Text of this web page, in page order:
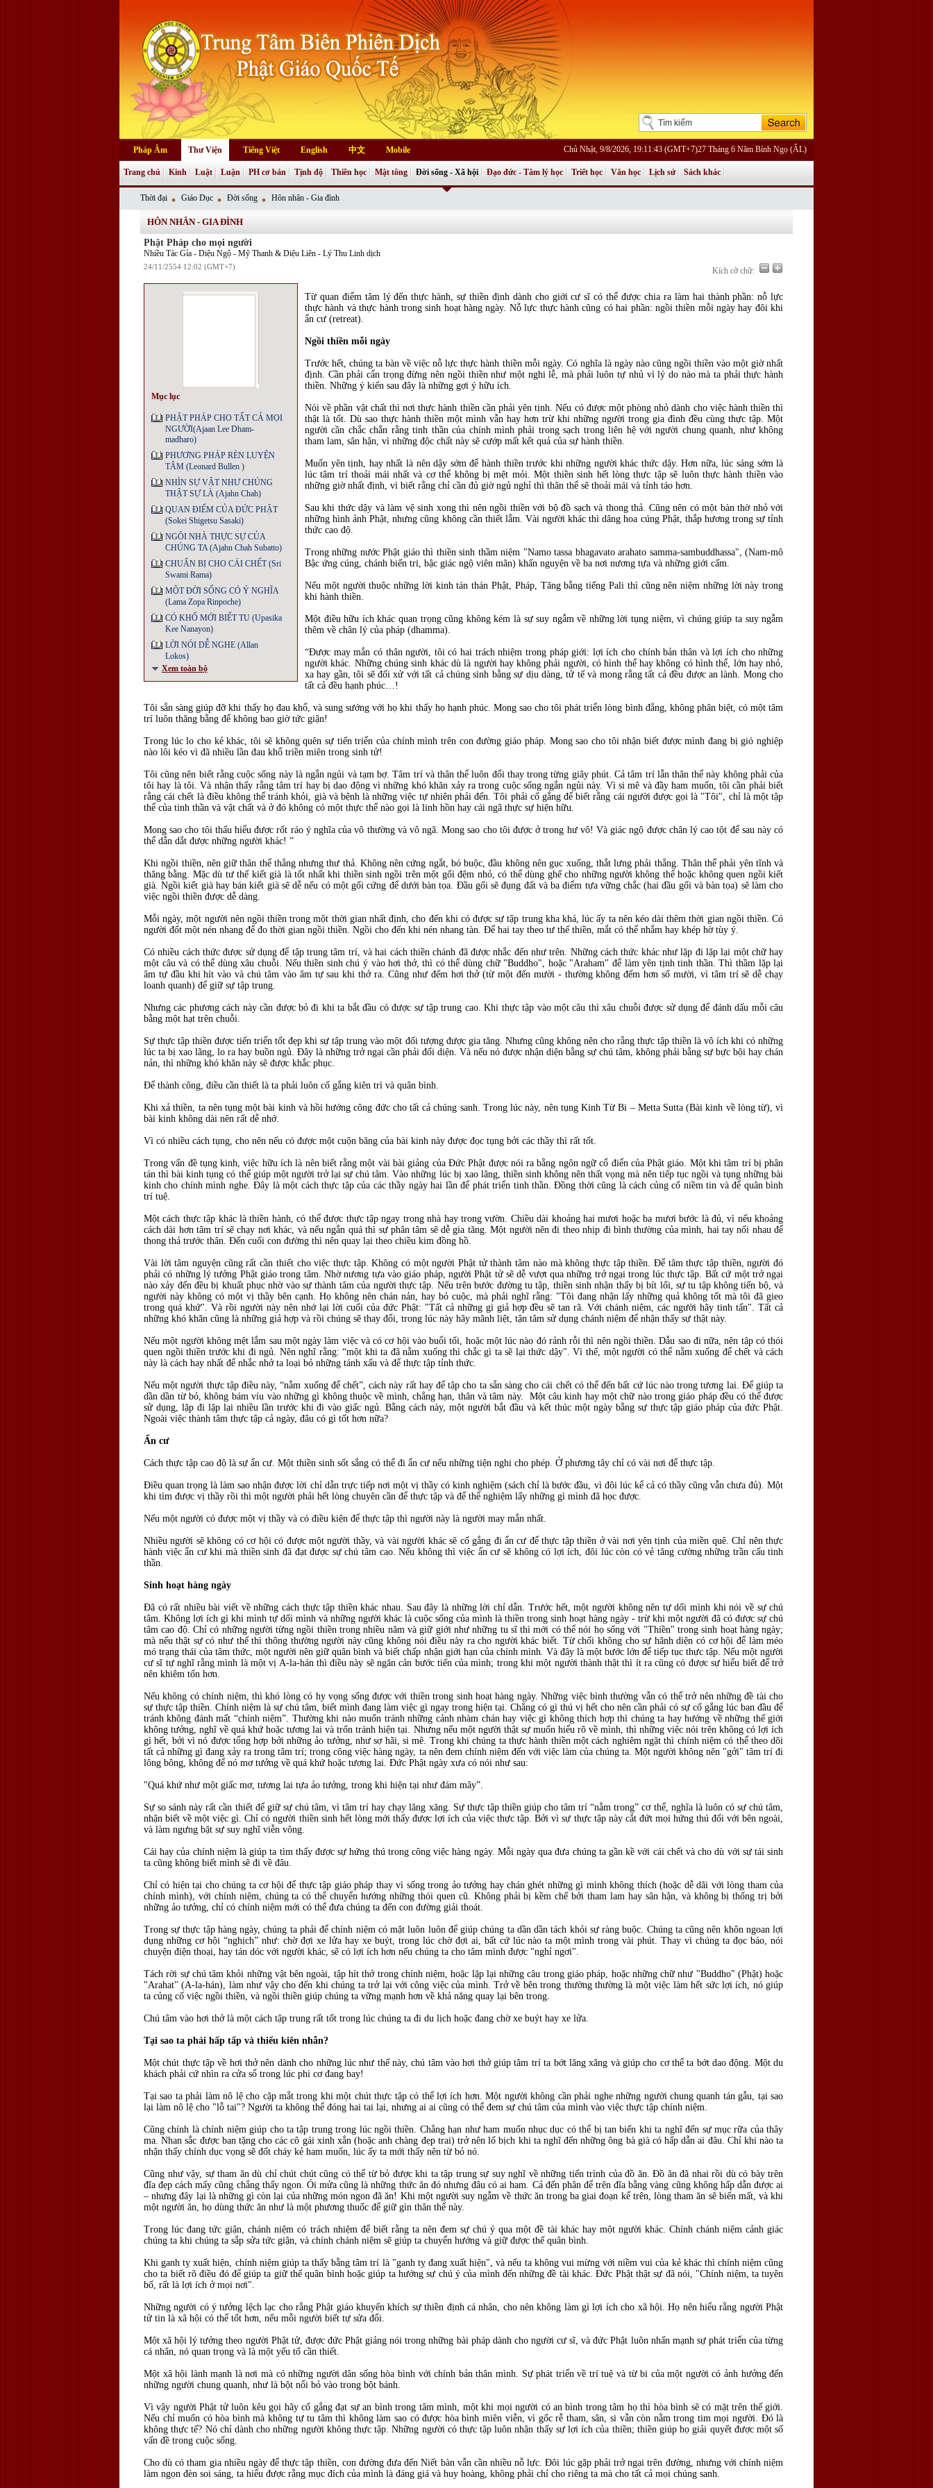
Pháp Âm Thư Viện Tiếng Việt English 中文 Mobile Chủ Nhật, 9/8/2026, 19:11:43 (GMT+7)27 Tháng 6 Năm Bính Ngọ (ÂL)
Trang chủ Kinh Luật Luận PH cơ bản Tịnh độ Thiền học Mật tông Đời sống - Xã hội
Thời đại Giáo Dục Đời sống Hôn nhân - Gia đình
Đạo đức - Tâm lý học Triết học Văn học Lịch sử Sách khác
HÔN NHÂN - GIA ĐÌNH
Phật Pháp cho mọi người
Nhiều Tác Gỉa - Diệu Ngộ - Mỹ Thanh & Diệu Liên - Lý Thu Linh dịch
24/11/2554 12:02 (GMT+7) Kích cỡ chữ:
Mục lục
PHẬT PHÁP CHO TẤT CẢ MỌI
NGƯỜI(Ajaan Lee Dham-
madharo)
PHƯƠNG PHÁP RÈN LUYỆN
TÂM (Leonard Bullen )
NHÌN SỰ VẬT NHƯ CHÚNG
THẬT SỰ LÀ (Ajahn Chah)
QUAN ĐIỂM CỦA ĐỨC PHẬT
(Sokei Shigetsu Sasaki)
NGÔI NHÀ THỰC SỰ CỦA
CHÚNG TA (Ajahn Chah Subatto)
CHUẨN BỊ CHO CÁI CHẾT (Sri
Swami Rama)
MỘT ĐỜI SỐNG CÓ Ý NGHĨA
(Lama Zopa Rinpoche)
CÓ KHỔ MỚI BIẾT TU (Upasika
Kee Nanayon)
LỜI NÓI DỄ NGHE (Allan
Lokos)
Xem toàn bộ
Từ quan điểm tâm lý đến thực hành, sự thiền định dành cho giới cư sĩ có thể được chia ra làm hai thành phần: nỗ lực
thực hành và thực hành trong sinh hoạt hàng ngày. Nỗ lực thực hành cũng có hai phần: ngồi thiền mỗi ngày hay đôi khi
ẩn cư (retreat).
Ngồi thiền mỗi ngày
Trước hết, chúng ta bàn về việc nỗ lực thực hành thiền mỗi ngày. Có nghĩa là ngày nào cũng ngồi thiền vào một giờ nhất
định. Cần phải cẩn trọng đừng nên ngồi thiền như một nghi lễ, mà phải luôn tự nhủ vì lý do nào mà ta phải thực hành
thiền. Những ý kiến sau đây là những gợi ý hữu ích.
Nói về phần vật chất thì nơi thực hành thiền cần phải yên tịnh. Nếu có được một phòng nhỏ dành cho việc hành thiền thì
thật là tốt. Dù sao thực hành thiền một mình vẫn hay hơn trừ khi những người trong gia đình đều cùng thực tập. Một
người cần chắc chắn rằng tinh thần của chính mình phải trong sạch trong liên hệ với người chung quanh, như không
tham lam, sân hận, vì những độc chất này sẽ cướp mất kết quả của sự hành thiền.
Muốn yên tịnh, hay nhất là nên dậy sớm để hành thiền trước khi những người khác thức dậy. Hơn nữa, lúc sáng sớm là
lúc tâm trí thoải mái nhất và cơ thể không bị mệt mỏi. Một thiền sinh hết lòng thực tập sẽ luôn thực hành thiền vào
những giờ nhất định, vì biết rằng chỉ cần đủ giờ ngủ nghỉ thì thân thể sẽ thoải mái và tỉnh táo hơn.
Sau khi thức dậy và làm vệ sinh xong thì nên ngồi thiền với bộ đồ sạch và thong thả. Cũng nên có một bàn thờ nhỏ với
những hình ảnh Phật, nhưng cũng không cần thiết lắm. Vài người khác thì dâng hoa cúng Phật, thắp hương trong sự tỉnh
thức cao độ.
Trong những nước Phật giáo thì thiền sinh thầm niệm "Namo tassa bhagavato arahato samma-sambuddhassa", (Nam-mô
Bậc ứng cúng, chánh biến tri, bậc giác ngộ viên mãn) khấn nguyện về ba nơi nương tựa và những giới cấm.
Nếu một người thuộc những lời kinh tán thán Phật, Pháp, Tăng bằng tiếng Pali thì cũng nên niệm những lời này trong
khi hành thiền.
Một điều hữu ích khác quan trọng cũng không kém là sự suy ngẫm về những lời tụng niệm, vì chúng giúp ta suy ngẫm
thêm về chân lý của pháp (dhamma).
“Được may mắn có thân người, tôi có hai trách nhiệm trong pháp giới: lợi ích cho chính bản thân và lợi ích cho những
người khác. Những chúng sinh khác dù là người hay không phải người, có hình thể hay không có hình thể, lớn hay nhỏ,
xa hay gần, tôi sẽ đối xử với tất cả chúng sinh bằng sự dịu dàng, tử tế và mong rằng tất cả đều được an lành. Mong cho
tất cả đều hạnh phúc…!
Tôi sẵn sàng giúp đỡ khi thấy họ đau khổ, và sung sướng với họ khi thấy họ hạnh phúc. Mong sao cho tôi phát triển lòng bình đẳng, không phân biệt, có một tâm
trí luôn thăng bằng để không bao giờ tức giận!
Trong lúc lo cho kẻ khác, tôi sẽ không quên sự tiến triển của chính mình trên con đường giáo pháp. Mong sao cho tôi nhận biết được mình đang bị gió nghiệp
nào lôi kéo vì đã nhiều lần đau khổ triền miên trong sinh tử!
Tôi cũng nên biết rằng cuộc sống này là ngắn ngủi và tạm bợ. Tâm trí và thân thể luôn đổi thay trong từng giây phút. Cả tâm trí lẫn thân thể này không phải của
tôi hay là tôi. Và nhận thấy rằng tâm trí hay bị dao động vì những khó khăn xảy ra trong cuộc sống ngắn ngủi này. Vì si mê và đầy ham muốn, tôi cần phải biết
rằng cái chết là điều không thể tránh khỏi, già và bệnh là những việc tự nhiên phải đến. Tôi phải cố gắng để biết rằng cái người được gọi là "Tôi", chỉ là một tập
thể của tinh thần và vật chất và ở đó không có một thực thể nào gọi là linh hồn hay cái ngã thực sự hiện hữu.
Mong sao cho tôi thấu hiểu được rốt ráo ý nghĩa của vô thường và vô ngã. Mong sao cho tôi được ở trong hư vô! Và giác ngộ được chân lý cao tột để sau này có
thể dẫn dắt được những người khác! ”
Khi ngồi thiền, nên giữ thân thể thẳng nhưng thư thả. Không nên cứng ngắt, bó buộc, đầu không nên gục xuống, thắt lưng phải thẳng. Thân thể phải yên tĩnh và
thăng bằng. Mặc dù tư thế kiết già là tốt nhất khi thiền sinh ngồi trên một gối đệm nhỏ, có thể dùng ghế cho những người không thể hoặc không quen ngồi kiết
già. Ngồi kiết già hay bán kiết già sẽ dễ nếu có một gối cứng để dưới bàn tọa. Đầu gối sẽ đụng đất và ba điểm tựa vững chắc (hai đầu gối và bàn tọa) sẽ làm cho
việc ngồi thiền được dễ dàng.
Mỗi ngày, một người nên ngồi thiền trong một thời gian nhất định, cho đến khi có được sự tập trung kha khá, lúc ấy ta nên kéo dài thêm thời gian ngồi thiền. Có
người đốt một nén nhang để đo thời gian ngồi thiền. Ngồi cho đến khi nén nhang tàn. Để hai tay theo tư thế thiền, mắt có thể nhắm hay khép hờ tùy ý.
Có nhiều cách thức được sử dụng để tập trung tâm trí, và hai cách thiền chánh đã được nhắc đến như trên. Những cách thức khác như lặp đi lặp lại một chữ hay
một câu và có thể dùng xâu chuỗi. Nếu thiền sinh chú ý vào hơi thở, thì có thể dùng chữ "Buddho", hoặc "Araham" để làm yên tịnh tinh thần. Thì thầm lặp lại
âm tự đầu khi hít vào và chú tâm vào âm tự sau khi thở ra. Cũng như đếm hơi thở (từ một đến mười - thường không đếm hơn số mười, vì tâm trí sẽ dễ chạy
loanh quanh) để giữ sự tập trung.
Nhưng các phương cách này cần được bỏ đi khi ta bắt đầu có được sự tập trung cao. Khi thực tập vào một câu thì xâu chuỗi được sử dụng để đánh dấu mỗi câu
bằng một hạt trên chuỗi.
Sự thực tập thiền được tiến triển tốt đẹp khi sự tập trung vào một đối tượng được gia tăng. Nhưng cũng không nên cho rằng thực tập thiền là vô ích khi có những
lúc ta bị xao lãng, lo ra hay buồn ngủ. Đây là những trở ngại cần phải đối diện. Và nếu nó được nhận diện bằng sự chú tâm, không phải bằng sự bực bội hay chán
nản, thì những khó khăn này sẽ được khắc phục.
Để thành công, điều cần thiết là ta phải luôn cố gắng kiên trì và quân bình.
Khi xả thiền, ta nên tụng một bài kinh và hồi hướng công đức cho tất cả chúng sanh. Trong lúc này, nên tụng Kinh Từ Bi – Metta Sutta (Bài kinh về lòng từ), vì
bài kinh không dài nên rất dễ nhớ.
Vì có nhiều cách tụng, cho nên nếu có được một cuộn băng của bài kinh này được đọc tụng bởi các thầy thì rất tốt.
Trong vấn đề tụng kinh, việc hữu ích là nên biết rằng một vài bài giảng của Đức Phật được nói ra bằng ngôn ngữ cổ điển của Phật giáo. Một khi tâm trí bị phân
tán thì bài kinh tụng có thể giúp một người trở lại sự chú tâm. Vào những lúc bị xao lãng, thiền sinh không nên thất vọng mà nên tiếp tục ngồi và tụng những bài
kinh cho chính mình nghe. Đây là một cách thực tập của các thầy ngày hai lần để phát triển tinh thần. Đồng thời cũng là cách củng cố niềm tin và để quân bình
trí tuệ.
Một cách thực tập khác là thiền hành, có thể được thực tập ngay trong nhà hay trong vườn. Chiều dài khoảng hai mươi hoặc ba mươi bước là đủ, vì nếu khoảng
cách dài hơn tâm trí sẽ chạy nơi khác, và nếu ngắn quá thì sự phân tâm sẽ dễ gia tăng. Một người nên đi theo nhịp đi bình thường của mình, hai tay nối nhau để
thong thả trước thân. Đến cuối con đường thì nên quay lại theo chiều kim đồng hồ.
Vài lời tâm nguyện cũng rất cần thiết cho việc thực tập. Không có một người Phật tử thành tâm nào mà không thực tập thiền. Để tâm thực tập thiền, người đó
phải có những lý tưởng Phật giáo trong tâm. Nhờ nương tựa vào giáo pháp, người Phật tử sẽ dễ vượt qua những trở ngại trong lúc thực tập. Bất cứ một trở ngại
nào xảy đến đều bị khuất phục nhờ vào sự thành tâm của người thực tập. Nếu trên bước đường tu tập, thiền sinh nhận thấy bị bít lối, sự tu tập không tiến bộ, và
người này không có một vị thầy bên cạnh. Họ không nên chán nản, hay bỏ cuộc, mà phải nghĩ rằng: "Tôi đang nhận lấy những quả không tốt mà tôi đã gieo
trong quá khứ". Và rồi người này nên nhớ lại lời cuối của đức Phật: "Tất cả những gì giả hợp đều sẽ tan rã. Với chánh niệm, các người hãy tinh tấn". Tất cả
những khó khăn cũng là những giả hợp và rồi chúng sẽ thay đổi, trong lúc này hãy mãnh liệt, tận tâm sử dụng chánh niệm để nhận thấy sự thật này.
Nếu một người không mệt lắm sau một ngày làm việc và có cơ hội vào buổi tối, hoặc một lúc nào đó rảnh rỗi thì nên ngồi thiền. Dẫu sao đi nữa, nên tập có thói
quen ngồi thiền trước khi đi ngủ. Nên nghĩ rằng: “một khi ta đã nằm xuống thì chắc gì ta sẽ lại thức dậy". Vì thế, một người có thể nằm xuống để chết và cách
này là cách hay nhất để nhắc nhở ta loại bỏ những tánh xấu và để thực tập tỉnh thức.
Nếu một người thực tập điều này, “nằm xuống để chết”, cách này rất hay để tập cho ta sẵn sàng cho cái chết có thể đến bất cứ lúc nào trong tương lai. Để giúp ta
dần dần từ bỏ, không bám víu vào những gì không thuộc về mình, chẳng hạn, thân và tâm này. Một câu kinh hay một chữ nào trong giáo pháp đều có thể được
sử dụng, lặp đi lặp lại nhiều lần trước khi đi vào giấc ngủ. Bằng cách này, một người bắt đầu và kết thúc một ngày bằng sự thực tập giáo pháp của đức Phật.
Ngoài việc thành tâm thực tập cả ngày, đâu có gì tốt hơn nữa?
Ẩn cư
Cách thực tập cao độ là sự ẩn cư. Một thiền sinh sốt sắng có thể đi ẩn cư nếu những tiện nghi cho phép. Ở phương tây chỉ có vài nơi để thực tập.
Điều quan trọng là làm sao nhận được lời chỉ dẫn trực tiếp nơi một vị thầy có kinh nghiệm (sách chỉ là bước đầu, vì đôi lúc kể cả có thầy cũng vẫn chưa đủ). Một
khi tìm được vị thầy rồi thì một người phải hết lòng chuyên cần để thực tập và để thể nghiệm lấy những gì mình đã học được.
Nếu một người có được một vị thầy và có điều kiện để thực tập thì người này là người may mắn nhất.
Nhiều người sẽ không có cơ hội có được một người thầy, và vài người khác sẽ cố gắng đi ẩn cư để thực tập thiền ở vài nơi yên tịnh của miền quê. Chỉ nên thực
hành việc ẩn cư khi mà thiền sinh đã đạt được sự chú tâm cao. Nếu không thì việc ẩn cư sẽ không có lợi ích, đôi lúc còn có vẻ tăng cường những trần cấu tinh
thần.
Sinh hoạt hàng ngày
Đã có rất nhiều bài viết về những cách thực tập thiền khác nhau. Sau đây là những lời chỉ dẫn. Trước hết, một người không nên tự dối mình khi nói về sự chú
tâm. Không lợi ích gì khi mình tự dối mình và những người khác là cuộc sống của mình là thiền trong sinh hoạt hàng ngày - trừ khi một người đã có được sự chú
tâm cao độ. Chỉ có những người từng ngồi thiền trong nhiều năm và giữ giới như những tu sĩ thì mới có thể nói họ sống với "Thiền" trong sinh hoạt hàng ngày;
mà nếu thật sự có như thế thì thông thường người này cũng không nói điều này ra cho người khác biết. Từ chối không cho sự hãnh diện có cơ hội để làm méo
mó trạng thái của tâm thức, một người nên giữ quân bình và biết chấp nhận giới hạn của chính mình. Và đây là một bước lớn để tiếp tục thực tập. Nếu một người
cư sĩ tự nghĩ rằng mình là một vị A-la-hán thì điều này sẽ ngăn cản bước tiến của mình; trong khi một người thành thật thì ít ra cũng có được sự hiểu biết để trở
nên khiêm tốn hơn.
Nếu không có chính niệm, thì khó lòng có hy vọng sống được với thiền trong sinh hoạt hàng ngày. Những việc bình thường vẫn có thể trở nên những đề tài cho
sự thực tập thiền. Chính niệm là sự chú tâm, biết mình đang làm việc gì ngay trong hiện tại. Chẳng có gì thú vị hết cho nên cần phải có sự cố gắng lúc ban đầu để
tránh không đánh mất “chính niệm”. Thường khi nào muốn tránh những cảnh nhàm chán hay việc gì không thích hợp thì chúng ta hay hướng về những thế giới
không tưởng, nghĩ về quá khứ hoặc tương lai và trốn tránh hiện tại. Nhưng nếu một người thật sự muốn hiểu rõ về mình, thì những việc nói trên không có lợi ích
gì hết, bởi vì nó được tổng hợp bởi những ảo tưởng, như sợ hãi, si mê. Trong khi chúng ta thực hành thiền một cách nghiêm ngặt thì chính niệm có thể theo dõi
tất cả những gì đang xảy ra trong tâm trí; trong công việc hàng ngày, ta nên đem chính niệm đến với việc làm của chúng ta. Một người không nên "gởi" tâm trí đi
lông bông, không để nó mơ tưởng về quá khứ hoặc tương lai. Đức Phật ngày xưa có nói như sau:
"Quá khứ như một giấc mơ, tương lai tựa ảo tưởng, trong khi hiện tại như đám mây”.
Sự so sánh này rất cần thiết để giữ sự chú tâm, vì tâm trí hay chạy lăng xăng. Sự thực tập thiền giúp cho tâm trí “nằm trong” cơ thể, nghĩa là luôn có sự chú tâm,
nhận biết về một việc gì. Chỉ có người thiền sinh hết lòng mới thấy được lợi ích của việc thực tập. Bởi vì sự thực tập này cắt đứt mọi hứng thú đối với bên ngoài,
và làm ngưng bặt sự suy nghĩ viễn vông.
Cái hay của chính niệm là giúp ta tìm thấy được sự hứng thú trong công việc hàng ngày. Mỗi ngày qua đưa chúng ta gần kề với cái chết và cho dù với sự tái sinh
ta cũng không biết mình sẽ đi về đâu.
Chỉ có hiện tại cho chúng ta cơ hội để thực tập giáo pháp thay vì sống trong ảo tưởng hay chán ghét những gì mình không thích (hoặc dễ dãi với lòng tham của
chính mình), với chính niệm, chúng ta có thể chuyển hướng những thói quen cũ. Không phải bị kềm chế bởi tham lam hay sân hận, và không bị thống trị bởi
những ảo tưởng, chỉ có chính niệm mới có thể đưa chúng ta đến con đường giải thoát.
Trong sự thực tập hàng ngày, chúng ta phải để chính niệm có mặt luôn luôn để giúp chúng ta dần dần tách khỏi sự ràng buộc. Chúng ta cũng nên khôn ngoan lợi
dụng những cơ hội “nghịch” như: chờ đợi xe lửa hay xe buýt, trong lúc chờ đợi ai, bất cứ lúc nào ta một mình trong vài phút. Thay vì chúng ta đọc báo, nói
chuyện điện thoại, hay tán dóc với người khác, sẽ có lợi ích hơn nếu chúng ta cho tâm mình được "nghỉ ngơi".
Tách rời sự chú tâm khỏi những vật bên ngoài, tập hít thở trong chính niệm, hoặc lặp lại những câu trong giáo pháp, hoặc những chữ như "Buddho" (Phật) hoặc
"Arahat" (A-la-hán), làm như vậy cho đến khi chúng ta trở lại với công việc của mình. Trở về bên trong thường thường là một việc làm hết sức lợi ích, nó giúp
ta củng cố việc ngồi thiền, và ngồi thiền giúp chúng ta vững mạnh hơn về khả năng quay lại bên trong.
Chú tâm vào hơi thở là một cách tập trung rất tốt trong lúc chúng ta đi du lịch hoặc đang chờ xe buýt hay xe lửa.
Tại sao ta phải hấp tấp và thiếu kiên nhẫn?
Một chút thực tập về hơi thở nên dành cho những lúc như thế này, chú tâm vào hơi thở giúp tâm trí ta bớt lăng xăng và giúp cho cơ thể ta bớt dao động. Một du
khách phải cứ nhìn ra cửa sổ trong lúc phi cơ đang bay!
Tại sao ta phải làm nô lệ cho cặp mắt trong khi một chút thực tập có thể lợi ích hơn. Một người không cần phải nghe những người chung quanh tán gẫu, tại sao
lại làm nô lệ cho "lỗ tai"? Người ta không thể đóng hai tai lại, nhưng ai ai cũng có thể đem sự chú tâm của mình vào việc thực tập chính niệm.
Cũng chính là chính niệm giúp cho ta tập trung trong lúc ngồi thiền. Chẳng hạn như ham muốn nhục dục có thể bị tan biến khi ta nghĩ đến sự mục rữa của thây
ma. Nhan sắc được ban tặng cho các cô gái xinh xắn (hoặc anh chàng đẹp trai) trở nên lố bịch khi ta nghĩ đến những ông bà già có hấp dẫn ai đâu. Chỉ khi nào ta
nhận thấy chính dục vọng sẽ đốt cháy kẻ ham muốn, lúc ấy ta mới thấy nên từ bỏ nó.
Cũng như vậy, sự tham ăn dù chỉ chút chút cũng có thể từ bỏ được khi ta tập trung sự suy nghĩ về những tiến trình của đồ ăn. Đồ ăn đã nhai rồi dù có bày trên
đĩa đẹp cách mấy cũng chẳng thấy ngon. Ói mửa cũng là những thức ăn đó nhưng đâu có ai ham. Cả đến phân để trên đĩa bằng vàng cũng không hấp dẫn được ai
– nhưng đây lại là những gì còn lại của những món ngon đã ăn! Khi một người suy ngẫm về thức ăn trong ba giai đoạn kể trên, lòng tham ăn sẽ biến mất, và khi
một người ăn, họ dùng thức ăn như là một phương thuốc để giữ gìn thân thể này.
Trong lúc đang tức giận, chánh niệm có trách nhiệm để biết rằng ta nên đem sự chú ý qua một đề tài khác hay một người khác. Chính chánh niệm cảnh giác
chúng ta khi chúng ta sắp sửa tức giận, và chính chánh niệm sẽ giúp ta chuyển hướng và giữ được thế quân bình.
Khi ganh tỵ xuất hiện, chính niệm giúp ta thấy bằng tâm trí là "ganh tỵ đang xuất hiện", và nếu ta không vui mừng với niềm vui của kẻ khác thì chính niệm cũng
cho ta biết rõ điều đó để giúp ta giữ thế quân bình hoặc giúp ta hướng sự chú ý của mình đến những đề tài khác. Đức Phật thật sự đã nói, "Chính niệm, ta tuyên
bố, rất là lợi ích ở mọi nơi".
Những người có ý tưởng lệch lạc cho rằng Phật giáo khuyến khích sự thiền định cá nhân, cho nên không làm gì lợi ích cho xã hội. Họ nên hiểu rằng người Phật
tử tin là xã hội có thể tốt hơn, nếu mỗi người biết tự sửa đổi.
Một xã hội lý tưởng theo người Phật tử, được đức Phật giảng nói trong những bài pháp dành cho người cư sĩ, và đức Phật luôn nhấn mạnh sự phát triển của từng
cá nhân, nó quan trọng và là một yếu tố cần thiết.
Một xã hội lành mạnh là nơi mà có những người dân sống hòa bình với chính bản thân mình. Sự phát triển về trí tuệ và từ bi của một người có ảnh hưởng đến
những người chung quanh, như là bột nổi bỏ vào trong bột bánh.
Vì vậy người Phật tử luôn kêu gọi hãy cố gắng đạt sự an bình trong tâm mình, một khi mọi người có an bình trong tâm họ thì hòa bình sẽ có mặt trên thế giới.
Nếu chỉ muốn có hòa bình mà không tự tu tâm thì không làm sao có được hòa bình miên viễn, vì gốc rễ tham, sân, si vẫn còn nằm trong tim mọi người. Đó là
không thực tế? Nó chỉ dành cho những người không thực tập. Những người có thực tập luôn nhận thấy sự lợi ích của thiền; thiền giúp họ giải quyết được một số
vấn đề trong cuộc sống.
Cho dù có tham gia nhiều ngày để thực tập thiền, con đường đưa đến Niết bàn vẫn cần nhiều nỗ lực. Đôi lúc gặp phải trở ngại trên đường, nhưng với chính niệm
làm ngọn đèn soi sáng, ta hiểu được rằng mục đích của mình là đáng giá và huy hoàng, không phải chỉ cho riêng ta mà cho tất cả mọi chúng sanh.